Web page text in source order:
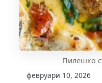
Пилешко
февруари 10, 2026